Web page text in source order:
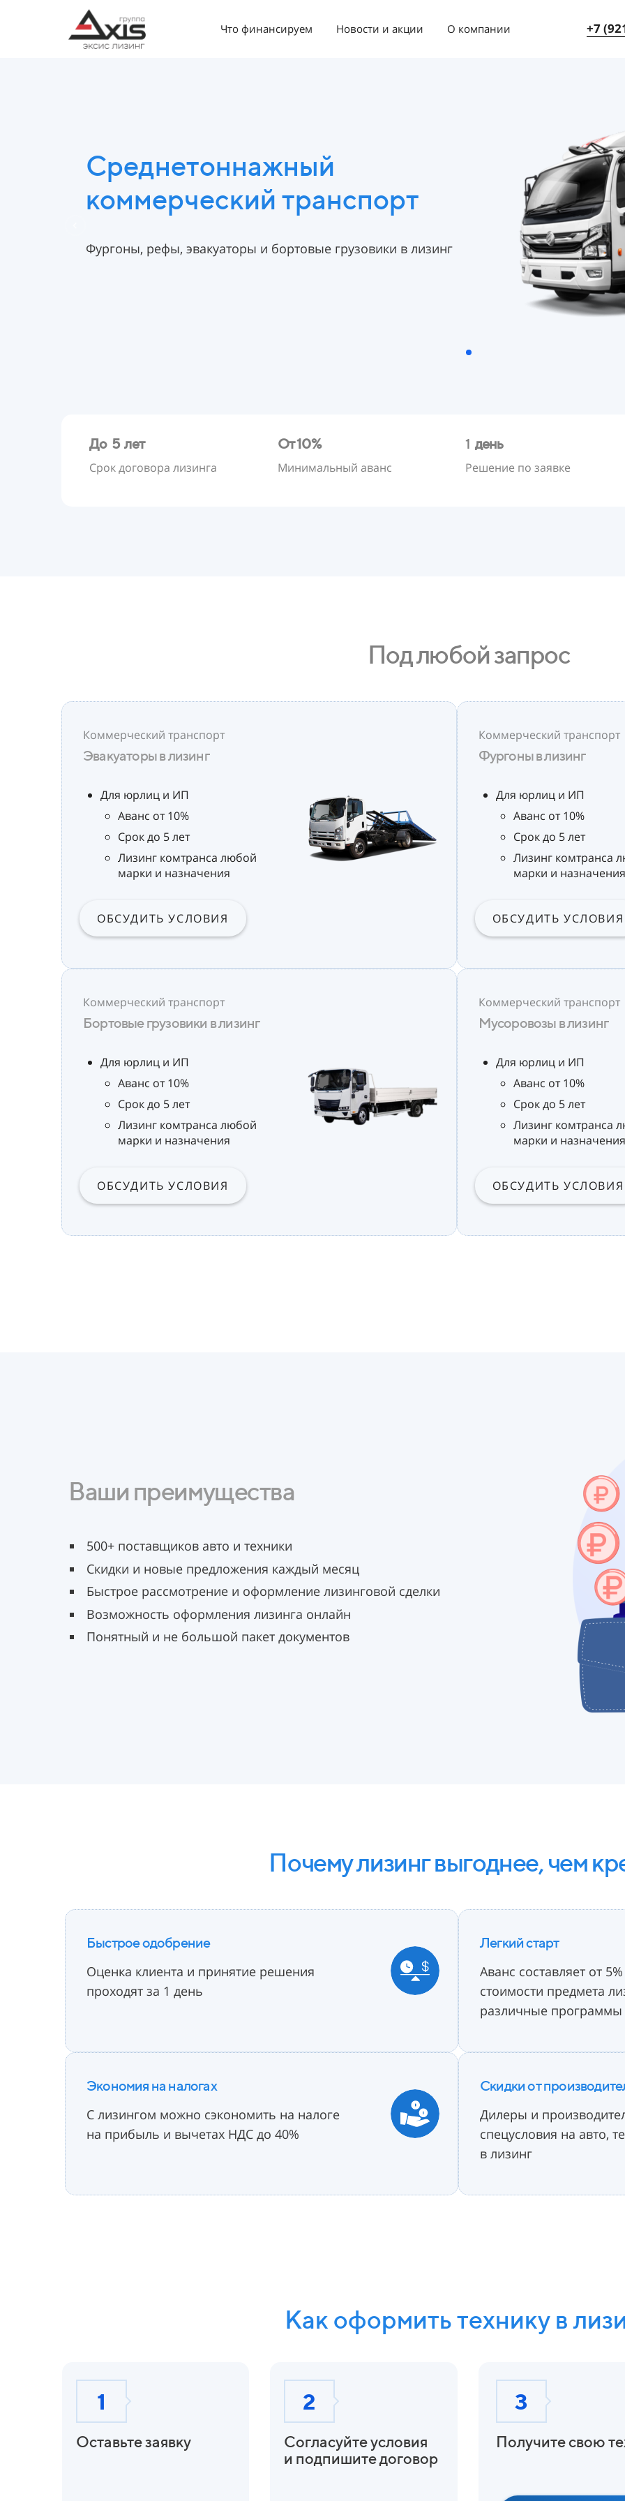
Что финансируем Новости и акции О компании +7
Среднетоннажный
коммерческий транспорт
Фургоны, рефы, эвакуаторы и бортовые грузовики в лизинг
До 5 лет
Срок договора лизинга
От 10%
Минимальный аванс
1 день
Решение по заявке
Под любой запрос
Коммерческий транспорт
Эвакуаторы в лизинг
Для юрлиц и ИП
Аванс от 10%
Срок до 5 лет
Лизинг комтранса любой
марки и назначения
ОБСУДИТЬ УСЛОВИЯ
Коммерческий транспорт
Фургоны в лизинг
Для юрлиц и ИП
Аванс от 10%
Срок до 5 лет
Лизинг комтранса
марки и назначения
ОБСУДИТЬ УСЛОВИЯ
Коммерческий транспорт
Бортовые грузовики в лизинг
Для юрлиц и ИП
Аванс от 10%
Срок до 5 лет
Лизинг комтранса любой
марки и назначения
ОБСУДИТЬ УСЛОВИЯ
Коммерческий транспорт
Мусоровозы в лизинг
Для юрлиц и ИП
Аванс от 10%
Срок до 5 лет
Лизинг комтранса
марки и назначения
ОБСУДИТЬ УСЛОВИЯ
Ваши преимущества
500+ поставщиков авто и техники
Скидки и новые предложения каждый месяц
Быстрое рассмотрение и оформление лизинговой сделки
Возможность оформления лизинга онлайн
Понятный и не большой пакет документов
Почему лизинг выгоднее, чем
Быстрое одобрение
Оценка клиента и принятие решения
проходят за 1 день
Легкий старт
Аванс составляет от
стоимости предмета
различные программы
Экономия на налогах
С лизингом можно сэкономить на налоге
на прибыль и вычетах НДС до 40%
Скидки от
Дилеры и
спецусловия на авто,
в лизинг
Как оформить технику в
1
Оставьте заявку
2
Согласуйте условия
и подпишите договор
3
Получите свою